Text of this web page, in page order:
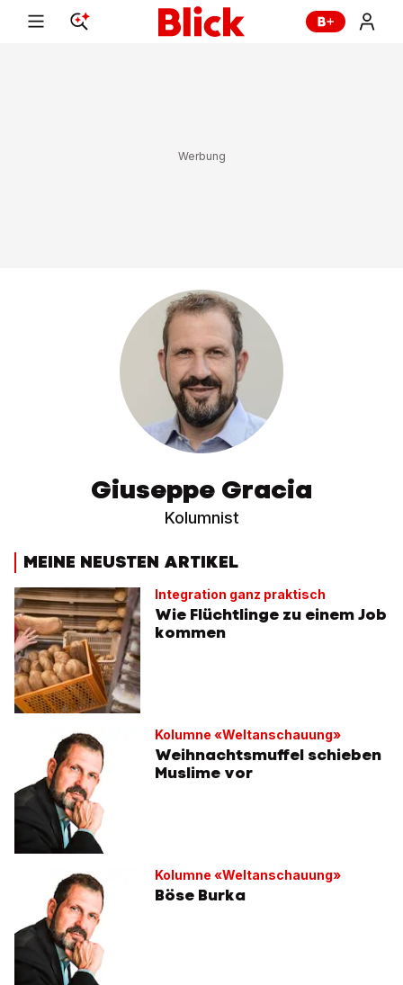
Giuseppe Gracia
Kolumnist
MEINE NEUSTEN ARTIKEL
Integration ganz praktisch
Wie Flüchtlinge zu einem Job
kommen
Kolumne «Weltanschauung»
Weihnachtsmuffel schieben
Muslime vor
Kolumne «Weltanschauung»
Böse Burka